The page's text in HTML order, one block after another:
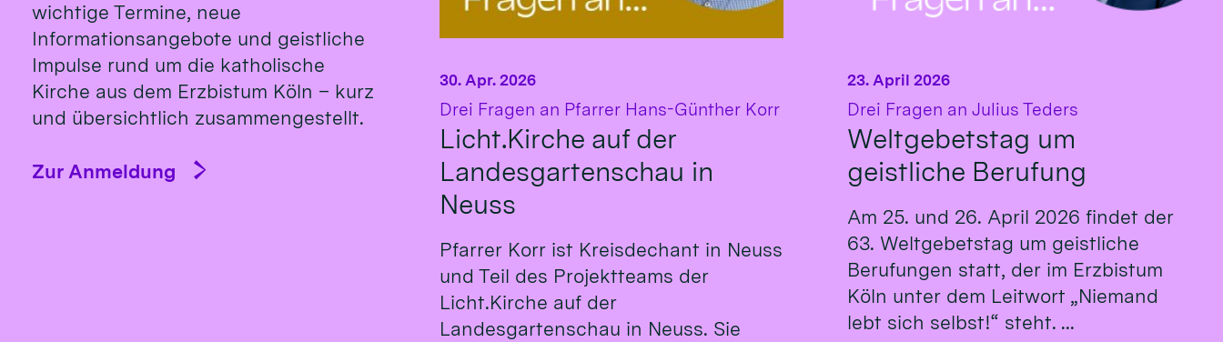
wichtige Termine, neue
Informationsangebote und geistliche
Impulse rund um die katholische
Kirche aus dem Erzbistum Köln – kurz
und übersichtlich zusammengestellt.
Zur Anmeldung
Drei Fragen an Pfarrer Hans-Günther Korr:
Licht.Kirche auf der
Landesgartenschau in
Neuss
30. Apr. 2026
Pfarrer Korr ist Kreisdechant in Neuss
und Teil des Projektteams der
Licht.Kirche auf der
Landesgartenschau in Neuss. Sie
Drei Fragen an Julius Teders
Weltgebetstag um
geistliche Berufung
23. April 2026
Am 25. und 26. April 2026 findet der
63. Weltgebetstag um geistliche
Berufungen statt, der im Erzbistum
Köln unter dem Leitwort „Niemand
lebt sich selbst!“ steht. ...